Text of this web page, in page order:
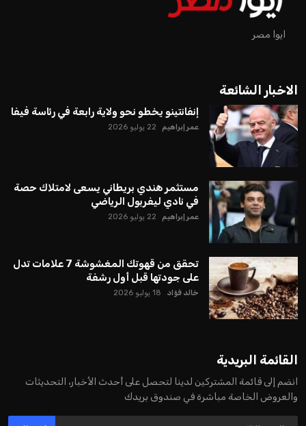
ايوا مصر
الاخبار الشائعة
إنفانتينو يخطو نحو ولاية رابعة في رئاسة فيفا
عمر إبراهيم 22 يوليو 2026
مستثمر هندي بريطاني يسعى لامتلاك حصة
في نادي ليفربول الرياضي
عمر إبراهيم 22 يوليو 2026
تحقق من قهوتك المغشوشة 7 علامات تدل
على جودتها قبل أول رشفة
خالد فؤاد 18 يوليو 2026
القائمة البريدية
انضم إلى قائمة المشتركين لدينا لتحصل على أحدث الأخبار، التحديثات
والعروض الخاصة مباشرة في صندوق بريدك